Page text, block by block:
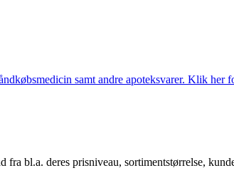
samt andre apoteksvarer. Klik her
bl.a. deres prisniveau, sortimentstørrelse,